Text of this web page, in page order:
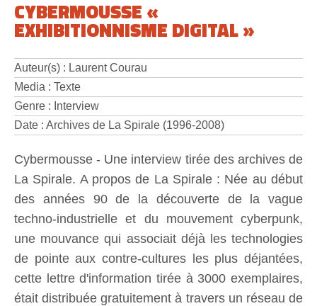
CYBERMOUSSE «
EXHIBITIONNISME DIGITAL »
Auteur(s) : Laurent Courau
Media : Texte
Genre : Interview
Date : Archives de La Spirale (1996-2008)
Cybermousse - Une interview tirée des archives de
La Spirale. A propos de La Spirale : Née au début
des années 90 de la découverte de la vague
techno-industrielle et du mouvement cyberpunk,
une mouvance qui associait déjà les technologies
de pointe aux contre-cultures les plus déjantées,
cette lettre d'information tirée à 3000 exemplaires,
était distribuée gratuitement à travers un réseau de